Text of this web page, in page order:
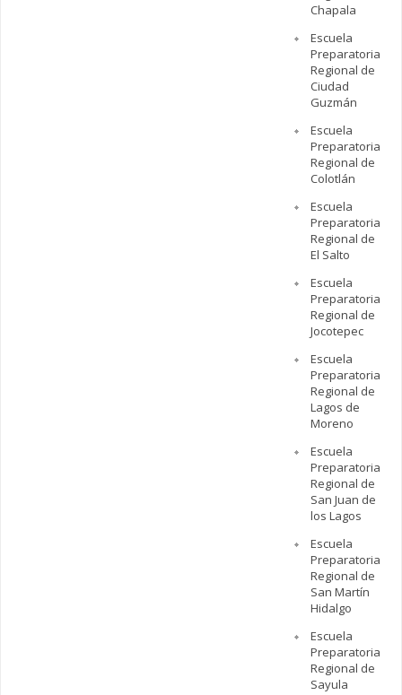
Chapala
Escuela
Preparatoria
Regional de
Ciudad
Guzmán
Escuela
Preparatoria
Regional de
Colotlán
Escuela
Preparatoria
Regional de
El Salto
Escuela
Preparatoria
Regional de
Jocotepec
Escuela
Preparatoria
Regional de
Lagos de
Moreno
Escuela
Preparatoria
Regional de
San Juan de
los Lagos
Escuela
Preparatoria
Regional de
San Martín
Hidalgo
Escuela
Preparatoria
Regional de
Sayula